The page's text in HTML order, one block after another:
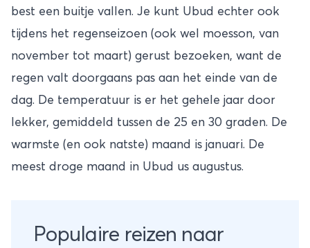
best een buitje vallen. Je kunt Ubud echter ook
tijdens het regenseizoen (ook wel moesson, van
november tot maart) gerust bezoeken, want de
regen valt doorgaans pas aan het einde van de
dag. De temperatuur is er het gehele jaar door
lekker, gemiddeld tussen de 25 en 30 graden. De
warmste (en ook natste) maand is januari. De
meest droge maand in Ubud us augustus.
Populaire reizen naar